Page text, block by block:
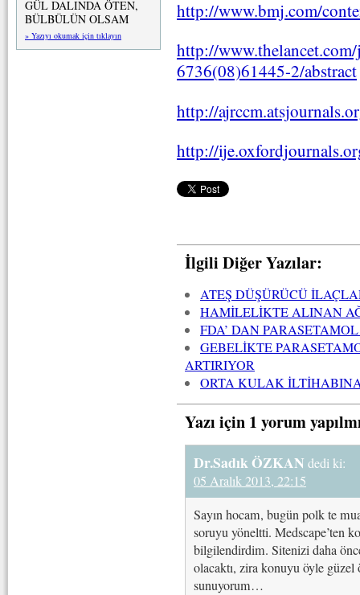
GÜL DALINDA ÖTEN,
BÜLBÜLÜN OLSAM
» Yazıyı okumak için tıklayın
http://www.bmj.com/
http://
6736(08)61445-2/abstract
http://
http://
İlgili Diğer Yazılar:
ATEŞ DÜŞÜRÜCÜ
HAMİLELİKTE ALINAN
FDA’ DAN
GEBELİKTE
ARTIRIYOR
ORTA KULAK
Yazı için 1 yorum
Dr.Sadık ÖZKAN dedi ki:
05 Aralık 2013, 22:15
Sayın hocam, bugün polk te
soruyu yöneltti. Medscape’ten
bilgilendirdim. Sitenizi daha
olacaktı, zira konuyu öyle güzel
sunuyorum…